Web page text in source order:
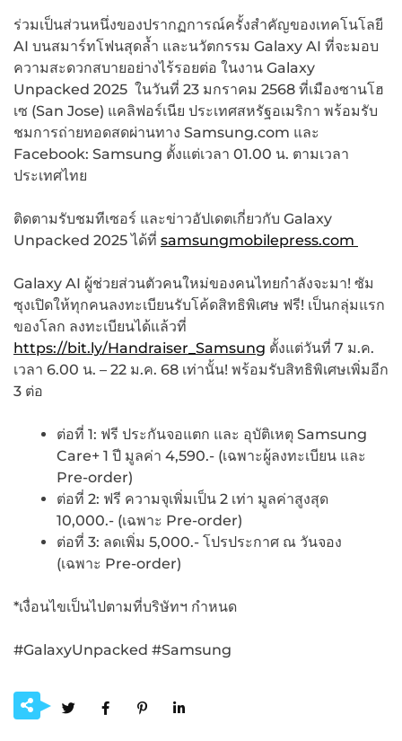
ร่วมเป็นส่วนหนึ่งของปรากฏการณ์ครั้งสำคัญของเทคโนโลยี
AI บนสมาร์ทโฟนสุดล้ำ และนวัตกรรม Galaxy AI ที่จะมอบ
ความสะดวกสบายอย่างไร้รอยต่อ ในงาน Galaxy
Unpacked 2025 ในวันที่ 23 มกราคม 2568 ที่เมืองซานโฮ
เซ (San Jose) แคลิฟอร์เนีย ประเทศสหรัฐอเมริกา พร้อมรับ
ชมการถ่ายทอดสดผ่านทาง Samsung.com และ
Facebook: Samsung ตั้งแต่เวลา 01.00 น. ตามเวลา
ประเทศไทย
ติดตามรับชมทีเซอร์ และข่าวอัปเดตเกี่ยวกับ Galaxy
Unpacked 2025 ได้ที่ samsungmobilepress.com
Galaxy AI ผู้ช่วยส่วนตัวคนใหม่ของคนไทยกำลังจะมา! ซัม
ซุงเปิดให้ทุกคนลงทะเบียนรับโค้ดสิทธิพิเศษ ฟรี! เป็นกลุ่มแรก
ของโลก ลงทะเบียนได้แล้วที่
https://bit.ly/Handraiser_Samsung ตั้งแต่วันที่ 7 ม.ค.
เวลา 6.00 น. – 22 ม.ค. 68 เท่านั้น! พร้อมรับสิทธิพิเศษเพิ่มอีก
3 ต่อ
ต่อที่ 1: ฟรี ประกันจอแตก และ อุบัติเหตุ Samsung
Care+ 1 ปี มูลค่า 4,590.- (เฉพาะผู้ลงทะเบียน และ
Pre-order)
ต่อที่ 2: ฟรี ความจุเพิ่มเป็น 2 เท่า มูลค่าสูงสุด
10,000.- (เฉพาะ Pre-order)
ต่อที่ 3: ลดเพิ่ม 5,000.- โปรประกาศ ณ วันจอง
(เฉพาะ Pre-order)
*เงื่อนไขเป็นไปตามที่บริษัทฯ กำหนด
#GalaxyUnpacked #Samsung